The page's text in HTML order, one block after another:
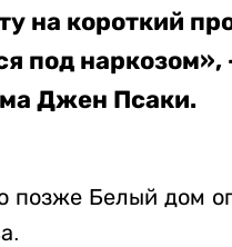
на короткий
под
Джен Псаки.
позже Белый дом